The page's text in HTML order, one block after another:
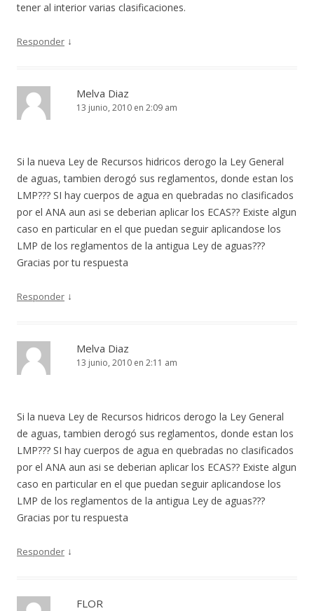
tener al interior varias clasificaciones.
Responder ↓
Melva Diaz
13 junio, 2010 en 2:09 am
Si la nueva Ley de Recursos hidricos derogo la Ley General
de aguas, tambien derogó sus reglamentos, donde estan los
LMP??? SI hay cuerpos de agua en quebradas no clasificados
por el ANA aun asi se deberian aplicar los ECAS?? Existe algun
caso en particular en el que puedan seguir aplicandose los
LMP de los reglamentos de la antigua Ley de aguas???
Gracias por tu respuesta
Responder ↓
Melva Diaz
13 junio, 2010 en 2:11 am
Si la nueva Ley de Recursos hidricos derogo la Ley General
de aguas, tambien derogó sus reglamentos, donde estan los
LMP??? SI hay cuerpos de agua en quebradas no clasificados
por el ANA aun asi se deberian aplicar los ECAS?? Existe algun
caso en particular en el que puedan seguir aplicandose los
LMP de los reglamentos de la antigua Ley de aguas???
Gracias por tu respuesta
Responder ↓
FLOR